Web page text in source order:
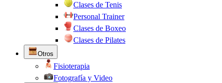
Clases de Tenis
Personal Trainer
Clases de Boxeo
Clases de Pilates
Otros
Fisioterapia
Fotografía y Video